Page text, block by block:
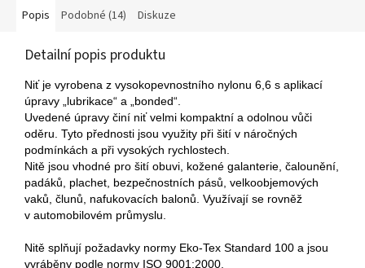
Popis Podobné (14) Diskuze
Detailní popis produktu
Niť je vyrobena z vysokopevnostního nylonu 6,6 s aplikací
úpravy „lubrikace“ a „bonded“.
Uvedené úpravy činí niť velmi kompaktní a odolnou vůči
oděru. Tyto přednosti jsou využity při šití v náročných
podmínkách a při vysokých rychlostech.
Nitě jsou vhodné pro šití obuvi, kožené galanterie, čalounění,
padáků, plachet, bezpečnostních pásů, velkoobjemových
vaků, člunů, nafukovacích balonů. Využívají se rovněž
v automobilovém průmyslu.
Nitě splňují požadavky normy Eko-Tex Standard 100 a jsou
vyráběny podle normy ISO 9001:2000.